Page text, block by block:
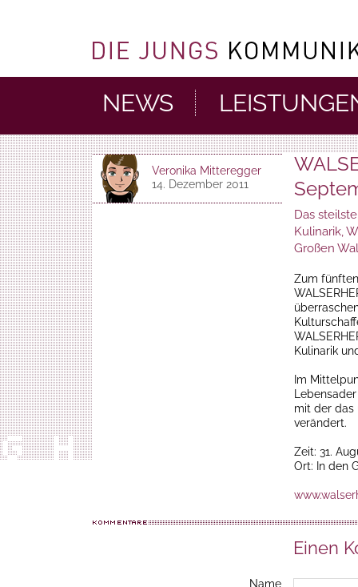
NEWS
Veronika Mitteregger
14. Dezember 2011
Das
Kulinarik,
Großen
Zum
Kulinarik
Im
mit der das
verändert.
Zeit: 31.
Ort: In den
Einen
Name